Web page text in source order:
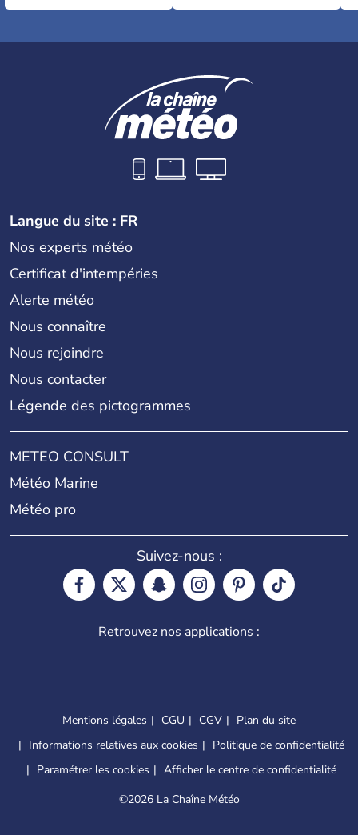
Langue du site : FR
Nos experts météo
Certificat d'intempéries
Alerte météo
Nous connaître
Nous rejoindre
Nous contacter
Légende des pictogrammes
METEO CONSULT
Météo Marine
Météo pro
Suivez-nous :
Retrouvez nos applications :
Mentions légales CGU CGV
Plan du site
Informations relatives aux cookies
Politique de confidentialité
Paramétrer les cookies
Afficher le centre de confidentialité
©2026 La Chaîne Météo